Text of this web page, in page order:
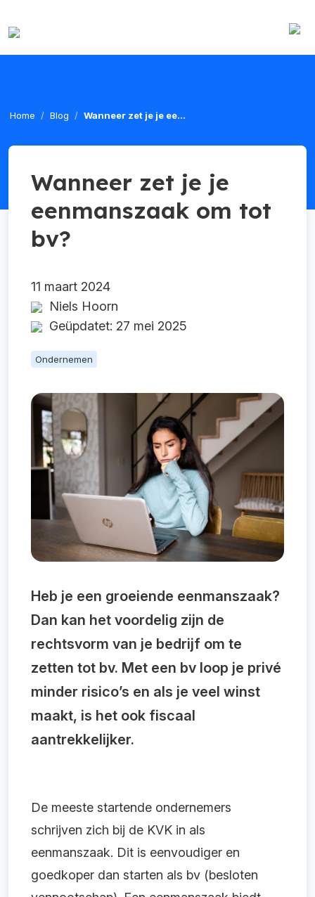
Home Blog Wanneer zet je je ee...
Wanneer zet je je
eenmanszaak om tot
bv?
11 maart 2024
Niels Hoorn
Geüpdatet: 27 mei 2025
Ondernemen
Heb je een groeiende eenmanszaak?
Dan kan het voordelig zijn de
rechtsvorm van je bedrijf om te
zetten tot bv. Met een bv loop je privé
minder risico’s en als je veel winst
maakt, is het ook fiscaal
aantrekkelijker.
De meeste startende ondernemers
schrijven zich bij de KVK in als
eenmanszaak. Dit is eenvoudiger en
goedkoper dan starten als bv (besloten